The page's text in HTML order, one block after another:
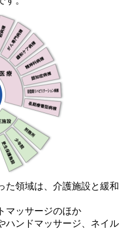
た領域は、介護施設と緩和
マッサージのほか
ハンドマッサージ、ネイル